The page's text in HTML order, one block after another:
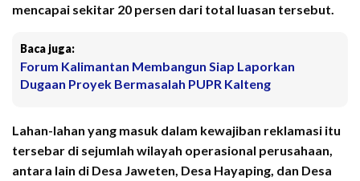
mencapai sekitar 20 persen dari total luasan tersebut.
Baca juga:
Forum Kalimantan Membangun Siap Laporkan
Dugaan Proyek Bermasalah PUPR Kalteng
Lahan-lahan yang masuk dalam kewajiban reklamasi itu
tersebar di sejumlah wilayah operasional perusahaan,
antara lain di Desa Jaweten, Desa Hayaping, dan Desa